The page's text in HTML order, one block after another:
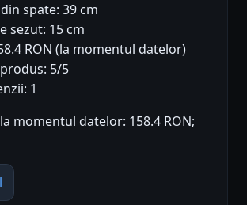
spate: 39 cm
sezut: 15 cm
RON (la momentul datelor)
5/5
1
momentul datelor: 158.4 RON;